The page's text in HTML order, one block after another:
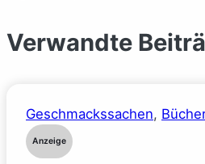
Verwandte
Geschmackssachen,
Anzeige